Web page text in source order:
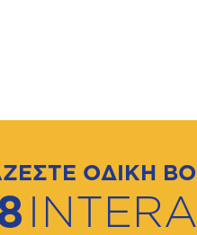
ΟΔΙΚΗ